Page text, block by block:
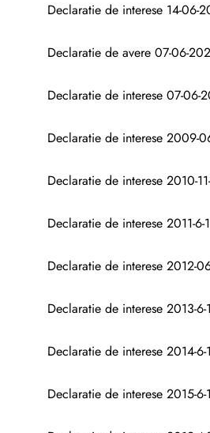
Declaratie de interese 14-06-
Declaratie de avere 07-06-
Declaratie de interese 07-06-
Declaratie de interese 2009-
Declaratie de interese 2010-
Declaratie de interese 2011-
Declaratie de interese 2012-
Declaratie de interese 2013-
Declaratie de interese 2014-
Declaratie de interese 2015-